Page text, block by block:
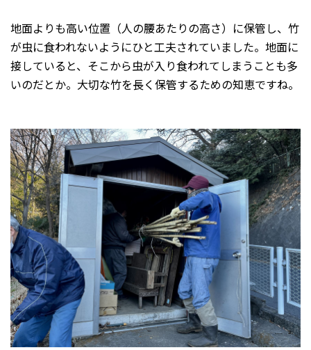
地面よりも高い位置（人の腰あたりの高さ）に保管し、竹
が虫に食われないようにひと工夫されていました。地面に
接していると、そこから虫が入り食われてしまうことも多
いのだとか。大切な竹を長く保管するための知恵ですね。